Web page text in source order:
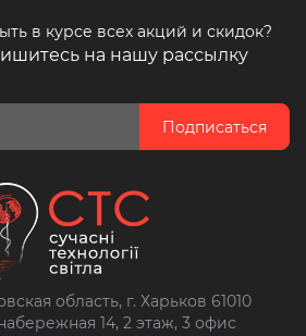
в курсе всех акций и скидок?
на нашу рассылку
Подписаться
область, г. Харьков 61010
14, 2 этаж, 3 офис